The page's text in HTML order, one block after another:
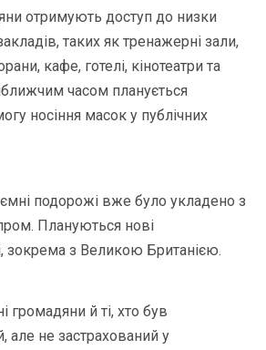
отримують доступ до низки
таких як тренажерні зали,
кафе, готелі, кінотеатри та
часом планується
носіння масок у публічних
подорожі вже було укладено з
Плануються нові
зокрема з Великою Британією.
громадяни й ті, хто був
але не застрахований у